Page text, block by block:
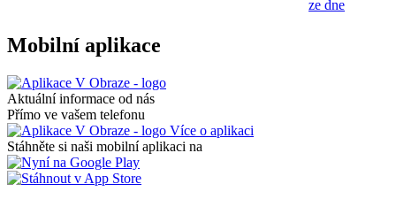
ze dne
Mobilní aplikace
Aktuální informace od nás
Přímo ve vašem telefonu
Více o aplikaci
Stáhněte si naši mobilní aplikaci na